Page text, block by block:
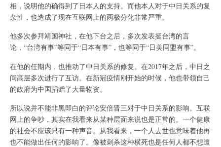
相，说明他的确得到了日本人的支持。而他本人对于中日关系的复
杂性，也造成了现在互联网上的两极分化非常严重。
他多次参拜靖国神社，在他下台之后，多次发表挺台湾的言
论，“台湾有事”等同于“日本有事”，也等同于“日美同盟有事”。
在他的任期内，也推动了中日关系的修复。在2017年之后，中日之
间高层多次进行了互访。在新冠疫情刚开始的时候，他也带领自己
的政府为中国捐赠了大量物资。
所以说并不能非黑即白的评论安倍晋三对于中日关系的影响。互联
网上的争吵，其实在我看来从某种层面来说也是正常的。一个健康
的社会不应该只有一种声音。从我看来，一个人去世也意味着他再
也不能做出任何的影响了。像被刺杀这种横死也是任何人都不想遭